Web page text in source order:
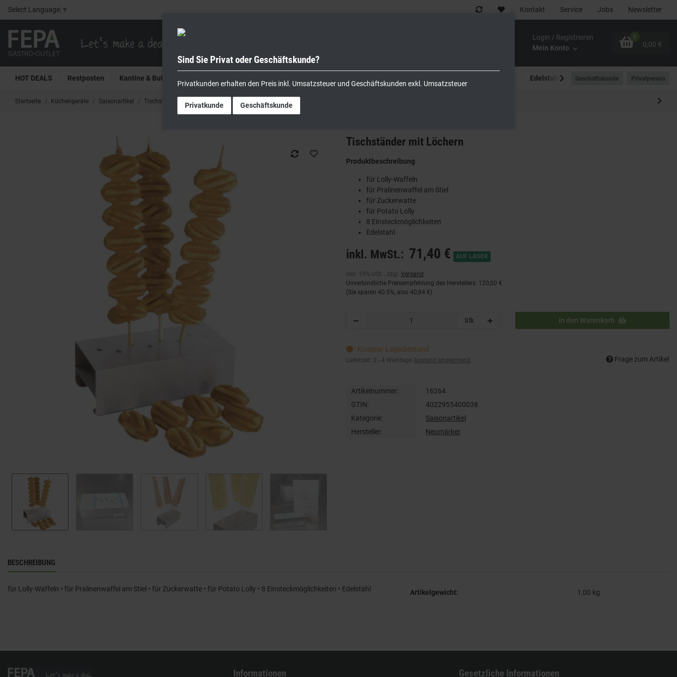
Select Language ▼ Kontakt Service Jobs Newsletter
Login / Registrieren
Mein Konto
0
0,00 €
HOT DEALS Restposten Kantine & Buffet Edelstahlmöbel Outdoor-Bereich
Geschäftskunde Privatperson
Startseite Küchengeräte Saisonartikel Tischständer mit Löchern
Tischständer mit Löchern
Produktbeschreibung
für Lolly-Waffeln
für Pralinenwaffel am Stiel
für Zuckerwatte
für Potato Lolly
8 Einsteckmöglichkeiten
Edelstahl
inkl. MwSt.: 71,40 € AUF LAGER
inkl. 19% USt. , zzgl. Versand
Unverbindliche Preisempfehlung des Herstellers: 120,00 €
(Sie sparen 40.5%, also 40,84 €)
Stk In den Warenkorb
Knapper Lagerbestand
Lieferzeit: 2 - 4 Werktage Ausland abweichend Frage zum Artikel
Artikelnummer:
16264
GTIN:
4022955400038
Kategorie:
Saisonartikel
Hersteller:
Neumärker
BESCHREIBUNG
für Lolly-Waffeln • für Pralinenwaffel am Stiel • für Zuckerwatte • für Potato Lolly • 8 Einsteckmöglichkeiten • Edelstahl Artikelgewicht: 1,00 kg
Informationen Gesetzliche Informationen
Sind Sie Privat oder Geschäftskunde?
Privatkunden erhalten den Preis inkl. Umsatzsteuer und Geschäftskunden exkl. Umsatzsteuer
Privatkunde Geschäftskunde